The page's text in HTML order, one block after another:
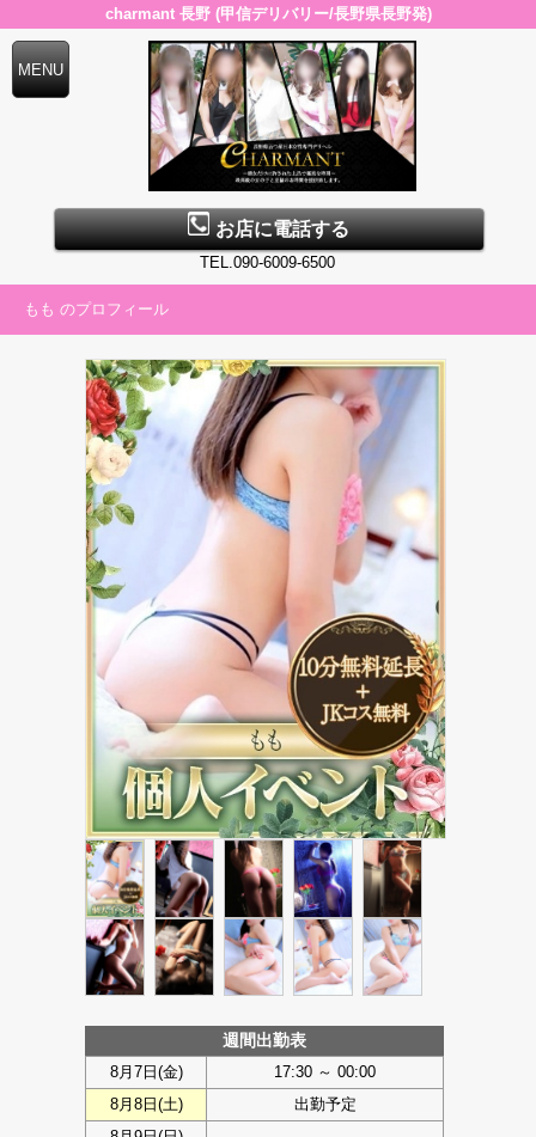
charmant 長野 (甲信デリバリー/長野県長野発)
お店に電話する
TEL.090-6009-6500
もも のプロフィール
週間出勤表
8月7日(金)
17:30 ～ 00:00
8月8日(土)
出勤予定